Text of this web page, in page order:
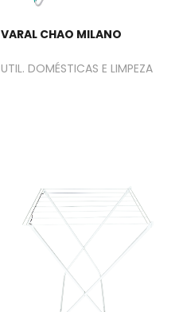
VARAL CHAO MILANO
UTIL. DOMÉSTICAS E LIMPEZA